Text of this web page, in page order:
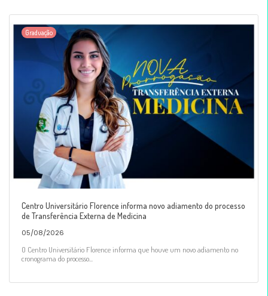
Graduação
Centro Universitário Florence informa novo adiamento do processo
de Transferência Externa de Medicina
05/08/2026
O Centro Universitário Florence informa que houve um novo adiamento no
cronograma do processo...